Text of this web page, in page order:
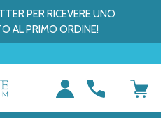
PER RICEVERE UNO
AL PRIMO ORDINE!